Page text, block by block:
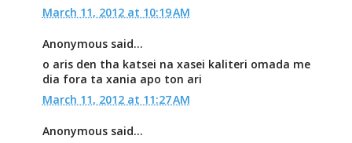
March 11, 2012 at 10:19 AM
Anonymous said...
o aris den tha katsei na xasei kaliteri omada me
dia fora ta xania apo ton ari
March 11, 2012 at 11:27 AM
Anonymous said...